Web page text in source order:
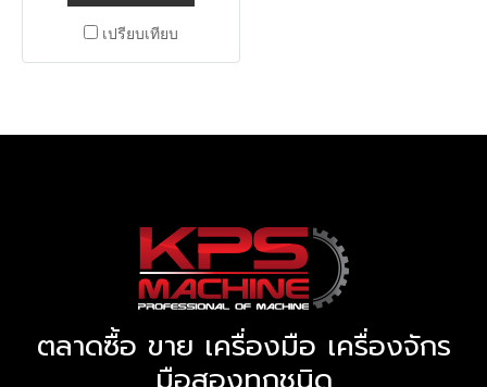
เปรียบเทียบ
ตลาดซื้อ ขาย เครื่องมือ เครื่องจักร